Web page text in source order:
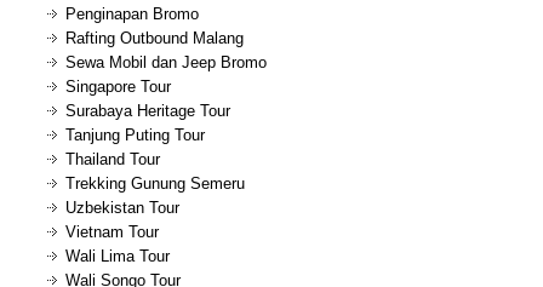
Penginapan Bromo
Rafting Outbound Malang
Sewa Mobil dan Jeep Bromo
Singapore Tour
Surabaya Heritage Tour
Tanjung Puting Tour
Thailand Tour
Trekking Gunung Semeru
Uzbekistan Tour
Vietnam Tour
Wali Lima Tour
Wali Songo Tour